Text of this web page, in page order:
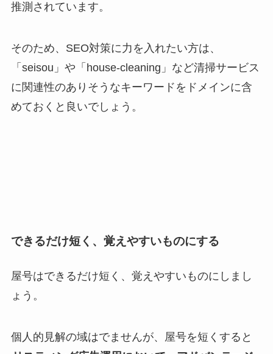
推測されています。
そのため、SEO対策に力を入れたい方は、
「seisou」や「house-cleaning」など清掃サービス
に関連性のありそうなキーワードをドメインに含
めておくと良いでしょう。
できるだけ短く、覚えやすいものにする
屋号はできるだけ短く、覚えやすいものにしまし
ょう。
個人的見解の域はでませんが、屋号を短くすると